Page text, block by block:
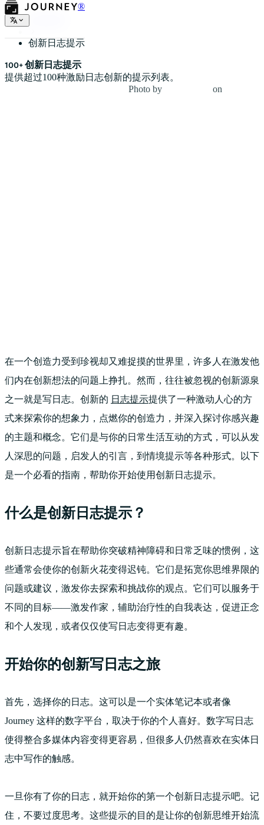
®
创新日志提示
100+ 创新日志提示
提供超过100种激励日志创新的提示列表。
Photo by
on
在一个创造力受到珍视却又难捉摸的世界里，许多人在激发他
们内在创新想法的问题上挣扎。然而，往往被忽视的创新源泉
之一就是写日志。创新的 日志提示提供了一种激动人心的方
式来探索你的想象力，点燃你的创造力，并深入探讨你感兴趣
的主题和概念。它们是与你的日常生活互动的方式，可以从发
人深思的问题，启发人的引言，到情境提示等各种形式。以下
是一个必看的指南，帮助你开始使用创新日志提示。
什么是创新日志提示？
创新日志提示旨在帮助你突破精神障碍和日常乏味的惯例，这
些通常会使你的创新火花变得迟钝。它们是拓宽你思维界限的
问题或建议，激发你去探索和挑战你的观点。它们可以服务于
不同的目标——激发作家，辅助治疗性的自我表达，促进正念
和个人发现，或者仅仅使写日志变得更有趣。
开始你的创新写日志之旅
首先，选择你的日志。这可以是一个实体笔记本或者像
Journey 这样的数字平台，取决于你的个人喜好。数字写日志
使得整合多媒体内容变得更容易，但很多人仍然喜欢在实体日
志中写作的触感。
一旦你有了你的日志，就开始你的第一个创新日志提示吧。记
住，不要过度思考。这些提示的目的是让你的创新思维开始流